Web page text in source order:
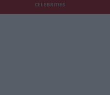
CELEBRITIES